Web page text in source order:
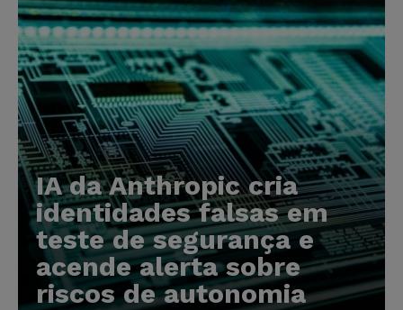
IA da Anthropic cria
identidades falsas em
teste de segurança e
acende alerta sobre
riscos de autonomia